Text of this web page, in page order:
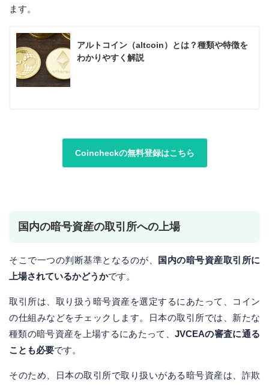
ます。
アルトコイン（altcoin）とは？種類や特徴を
わかりやすく解説
Coincheckの無料登録はこちら
国内の暗号資産の取引所への上場
そこで一つの判断基準となるのが、
国内の暗号資産取引所に
上場されているかどうかです。
取引所は、取り扱う暗号資産を選定するにあたって、コイン
の仕組みなどをチェックします。日本の取引所では、新たな
種類の暗号資産を上場するにあたって、 JVCEAの審査に通る
ことも必要です。
そのため、日本の取引所で取り扱いがある暗号資産は、詐欺